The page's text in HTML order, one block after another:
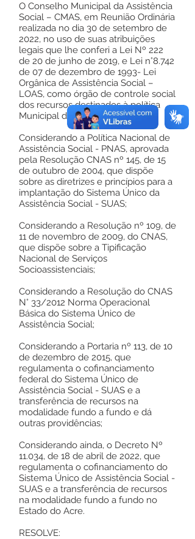
O Conselho Municipal da Assistência
Social – CMAS, em Reunião Ordinária
realizada no dia 30 de setembro de
2022, no uso de suas atribuições
legais que lhe conferi a Lei Nº 222
de 20 de junho de 2019, e Lei n°8.742
de 07 de dezembro de 1993- Lei
Orgânica de Assistência Social –
LOAS, como órgão de controle social
dos recursos destinados à política
Municipal de Assistência Social, e
Considerando a Política Nacional de
Assistência Social - PNAS, aprovada
pela Resolução CNAS nº 145, de 15
de outubro de 2004, que dispõe
sobre as diretrizes e princípios para a
implantação do Sistema Único da
Assistência Social - SUAS;
Considerando a Resolução nº 109, de
11 de novembro de 2009, do CNAS,
que dispõe sobre a Tipificação
Nacional de Serviços
Socioassistenciais;
Considerando a Resolução do CNAS
N° 33/2012 Norma Operacional
Básica do Sistema Único de
Assistência Social;
Considerando a Portaria nº 113, de 10
de dezembro de 2015, que
regulamenta o cofinanciamento
federal do Sistema Único de
Assistência Social - SUAS e a
transferência de recursos na
modalidade fundo a fundo e dá
outras providências;
Considerando ainda, o Decreto Nº
11.034, de 18 de abril de 2022, que
regulamenta o cofinanciamento do
Sistema Único de Assistência Social -
SUAS e a transferência de recursos
na modalidade fundo a fundo no
Estado do Acre.
RESOLVE: